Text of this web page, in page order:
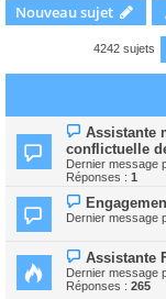
Nouveau sujet
4242 sujets
Assistante
conflictuelle
Dernier message
Réponses : 1
Dernier message
Assistante
Dernier message
Réponses : 265